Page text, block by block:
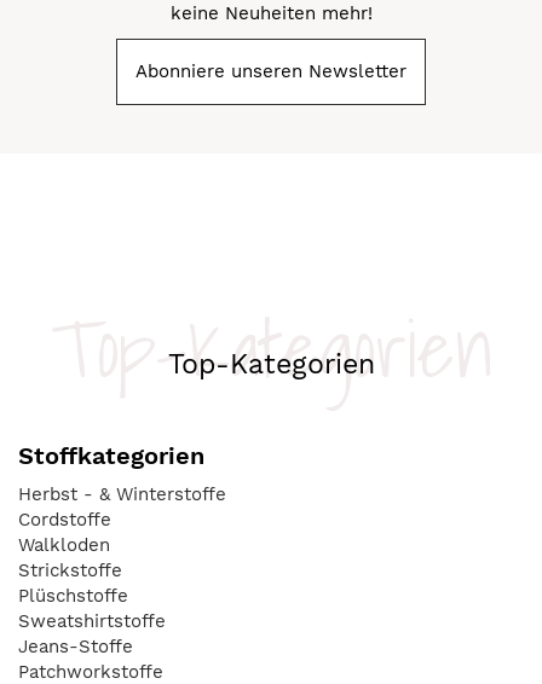
keine Neuheiten mehr!
Abonniere unseren Newsletter
Top-Kategorien
Top-Kategorien
Stoffkategorien
Herbst - & Winterstoffe
Cordstoffe
Walkloden
Strickstoffe
Plüschstoffe
Sweatshirtstoffe
Jeans-Stoffe
Patchworkstoffe